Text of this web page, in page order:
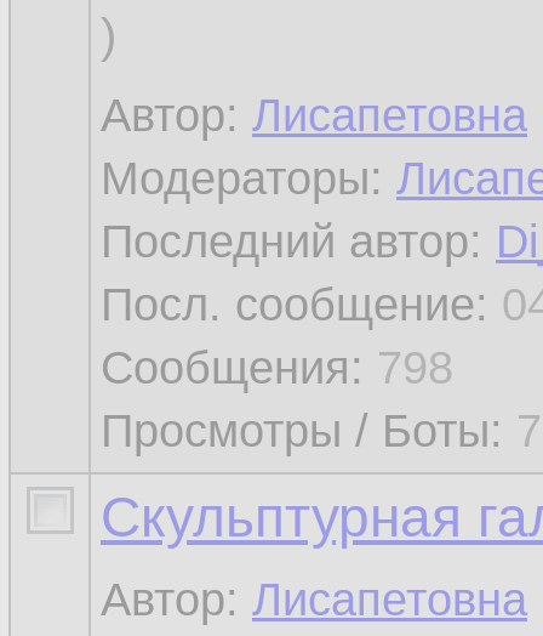
)
Автор: Лисапетовна
Модераторы:
Последний автор:
Посл. сообщение:
Сообщения: 798
Просмотры / Боты:
Скульптурная
Автор: Лисапетовна